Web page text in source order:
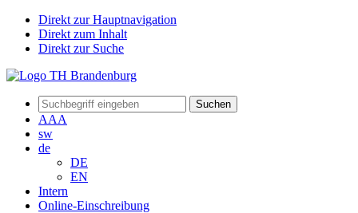
Direkt zur Hauptnavigation
Direkt zum Inhalt
Direkt zur Suche
Suchen
AAA
sw
de
DE
EN
Intern
Online-Einschreibung